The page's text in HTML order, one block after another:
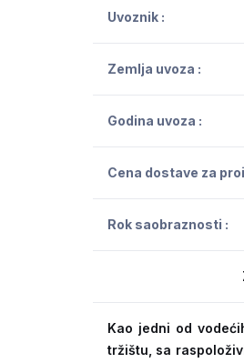
Uvoznik :
Zemlja uvoza :
Godina uvoza :
Cena dostave za
Rok saobraznosti :
Kao jedni od
tržištu, sa